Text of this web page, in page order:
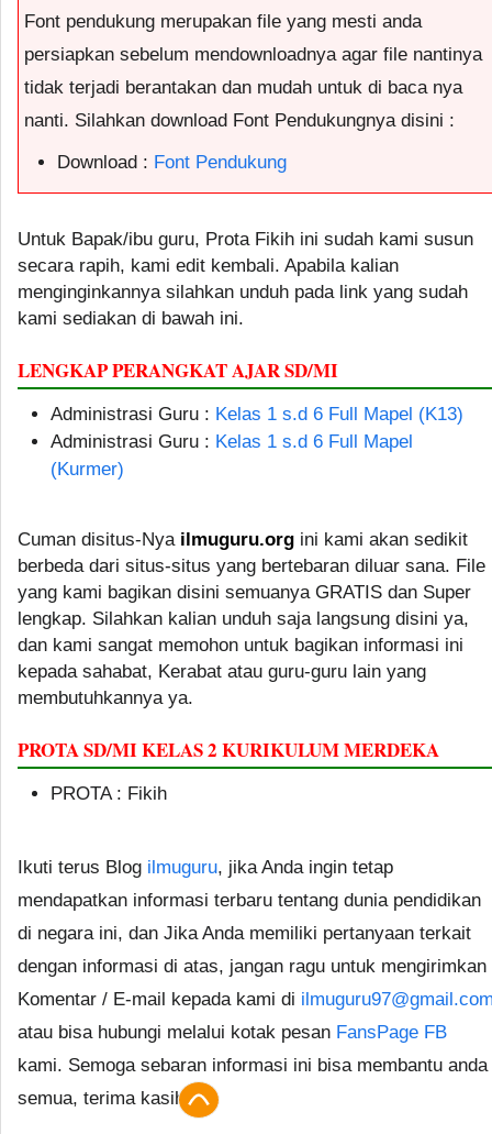
Font pendukung merupakan file yang mesti anda
persiapkan sebelum mendownloadnya agar file nantinya
tidak terjadi berantakan dan mudah untuk di baca nya
nanti. Silahkan download Font Pendukungnya disini :
Download : Font Pendukung
Untuk Bapak/ibu guru, Prota Fikih ini sudah kami susun
secara rapih, kami edit kembali. Apabila kalian
menginginkannya silahkan unduh pada link yang sudah
kami sediakan di bawah ini.
LENGKAP PERANGKAT AJAR SD/MI
Administrasi Guru : Kelas 1 s.d 6 Full Mapel (K13)
Administrasi Guru : Kelas 1 s.d 6 Full Mapel
(Kurmer)
Cuman disitus-Nya ilmuguru.org ini kami akan sedikit
berbeda dari situs-situs yang bertebaran diluar sana. File
yang kami bagikan disini semuanya GRATIS dan Super
lengkap. Silahkan kalian unduh saja langsung disini ya,
dan kami sangat memohon untuk bagikan informasi ini
kepada sahabat, Kerabat atau guru-guru lain yang
membutuhkannya ya.
PROTA SD/MI KELAS 2 KURIKULUM MERDEKA
PROTA : Fikih
Ikuti terus Blog ilmuguru, jika Anda ingin tetap
mendapatkan informasi terbaru tentang dunia pendidikan
di negara ini, dan Jika Anda memiliki pertanyaan terkait
dengan informasi di atas, jangan ragu untuk mengirimkan
Komentar / E-mail kepada kami di
atau bisa hubungi melalui kotak pesan FansPage FB
kami. Semoga sebaran informasi ini bisa membantu anda
semua, terima kasih.